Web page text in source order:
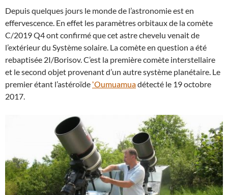
Depuis quelques jours le monde de l’astronomie est en
effervescence. En effet les paramètres orbitaux de la comète
C/2019 Q4 ont confirmé que cet astre chevelu venait de
l’extérieur du Système solaire. La comète en question a été
rebaptisée 2I/Borisov. C’est la première comète interstellaire
et le second objet provenant d’un autre système planétaire. Le
premier étant l’astéroïde ʻOumuamuadétecté le 19 octobre
2017.